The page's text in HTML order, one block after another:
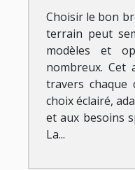
Choisir le bon
terrain peut
modèles et
nombreux. Cet
travers chaque
choix éclairé,
et aux besoins
La...